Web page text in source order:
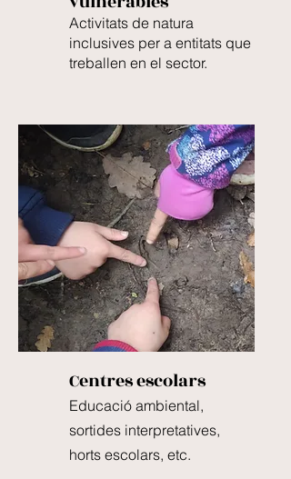
Activitats de natura
inclusives per a entitats que
treballen en el sector.
Centres escolars
Educació ambiental,
sortides interpretatives,
horts escolars, etc.